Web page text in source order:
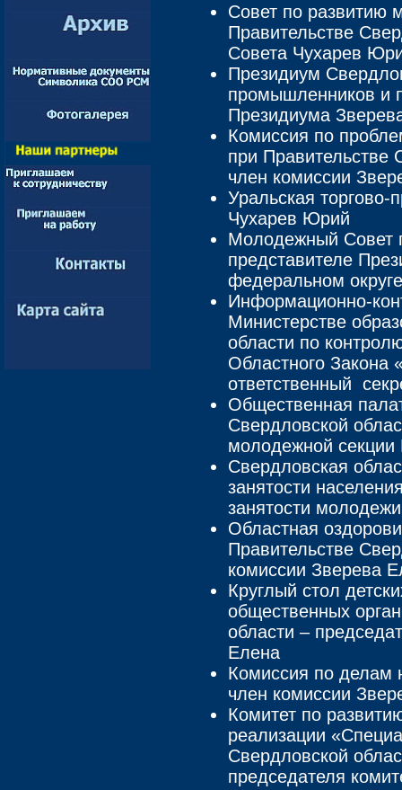
Совет по развитию
Правительстве
Совета Чухарев
Президиум
промышленников и
Президиума
Комиссия по
при Правительстве
член комиссии
Уральская
Чухарев Юрий
Молодежный Совет
представителе
федеральном
Информационно-
Министерстве
области по
Областного Закона
ответственный
Общественная
Свердловской
молодежной
Свердловская
занятости
занятости
Областная
Правительстве
комиссии Зверева
Круглый стол
общественных
области –
Елена
Комиссия по делам
член комиссии
Комитет по
реализации
Свердловской
председателя